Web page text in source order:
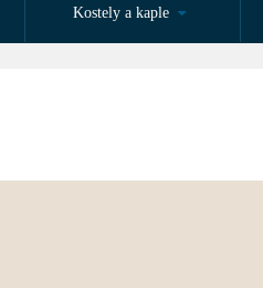
Kostely a kaple